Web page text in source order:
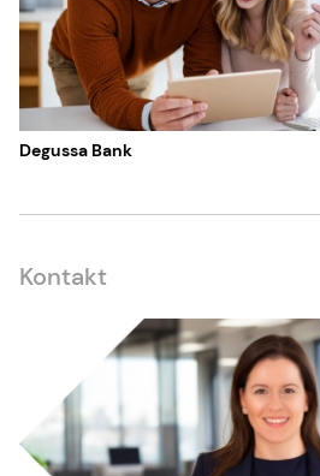
Degussa Bank
Kontakt